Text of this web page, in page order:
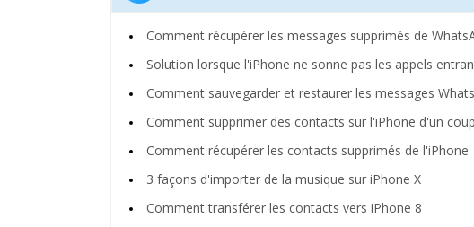
Comment récupérer les messages supprimés de
Solution lorsque l'iPhone ne sonne pas les appels
Comment sauvegarder et restaurer les messages
Comment supprimer des contacts sur l'iPhone d'un coup
Comment récupérer les contacts supprimés de l'iPhone
3 façons d'importer de la musique sur iPhone X
Comment transférer les contacts vers iPhone 8